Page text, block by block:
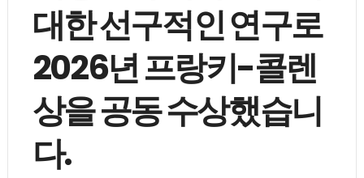
대한 선구적인 연구로
2026년 프랑키-콜렌
상을 공동 수상했습니
다.